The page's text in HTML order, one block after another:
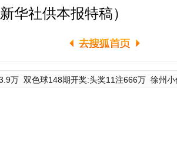
社供本报特稿）
万 双色球148期开奖:头奖11注666万 徐州